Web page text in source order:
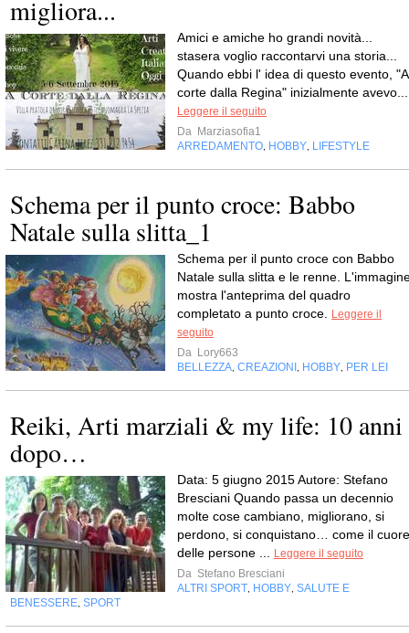
migliora...
Amici e amiche ho grandi novità...
stasera voglio raccontarvi una storia...
Quando ebbi l' idea di questo evento, "A
corte dalla Regina" inizialmente avevo...
Leggere il seguito
Da Marziasofia1
ARREDAMENTO HOBBY LIFESTYLE
Schema per il punto croce: Babbo
Natale sulla slitta_1
Schema per il punto croce con Babbo
Natale sulla slitta e le renne.
mostra l'anteprima del quadro
completato a punto croce.
Leggere il
seguito
Da Lory663
BELLEZZA CREAZIONI HOBBY PER LEI
Reiki, Arti marziali & my life: 10 anni
dopo…
Data: 5 giugno 2015 Autore: Stefano
Bresciani Quando passa un decennio
molte cose cambiano, migliorano, si
perdono, si conquistano… come il cuore
delle persone ...
Leggere il seguito
Da Stefano Bresciani
ALTRI SPORT HOBBY SALUTE E
BENESSERE SPORT